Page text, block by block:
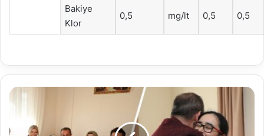
Bakiye
Klor
0,5 mg/lt 0,5 0,5
BAŞKAN
ÖZCAN’DAN
ÖĞRETMENİN